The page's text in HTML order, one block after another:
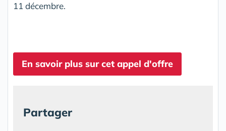
11 décembre.
En savoir plus sur cet appel d'offre
Partager